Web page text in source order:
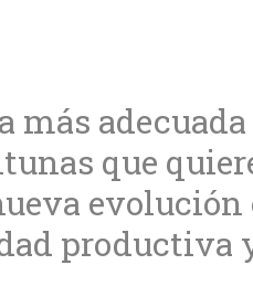
más
que
evolución
productiva